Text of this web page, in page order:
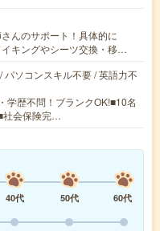
んのサポート！具体的に
キングやシーツ交換・移…
ソコンスキル不要 / 英語力不
学歴不問！ブランクOK!■10名
社会保険完…
40代 50代
60代